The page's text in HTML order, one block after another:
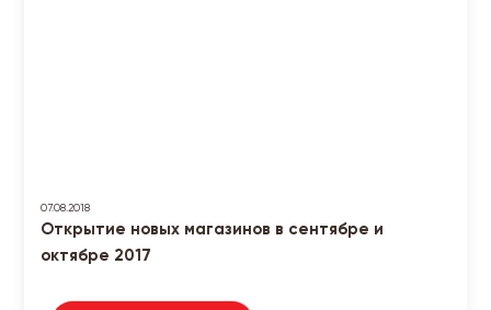
07.08.2018
Открытие новых магазинов в сентябре и
октябре 2017